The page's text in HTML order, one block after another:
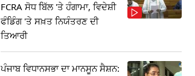
FCRA ਸੋਧ ਬਿੱਲ 'ਤੇ ਹੰਗਾਮਾ, ਵਿਦੇਸ਼ੀ
ਫੰਡਿੰਗ 'ਤੇ ਸਖ਼ਤ ਨਿਯੰਤਰਣ ਦੀ
ਤਿਆਰੀ
ਪੰਜਾਬ ਵਿਧਾਨਸਭਾ ਦਾ ਮਾਨਸੂਨ ਸੈਸ਼ਨ: